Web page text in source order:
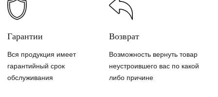
Гарантии
Вся продукция имеет
гарантийный срок
обслуживания
Возврат
Возможность вернуть товар
неустроившего вас по какой
либо причине